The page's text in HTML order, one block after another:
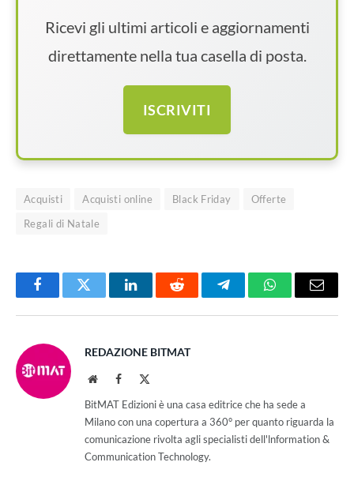
Ricevi gli ultimi articoli e aggiornamenti
direttamente nella tua casella di posta.
ISCRIVITI
Acquisti Acquisti online Black Friday
Offerte
Regali di Natale
FacebookTwitter LinkedInReddit TelegramWhatsAppEmail
REDAZIONE BITMAT
WebsiteFacebook
BitMAT Edizioni è una casa editrice che ha sede a
Milano con una copertura a 360° per quanto riguarda la
comunicazione rivolta agli specialisti dell'lnformation &
Communication Technology.